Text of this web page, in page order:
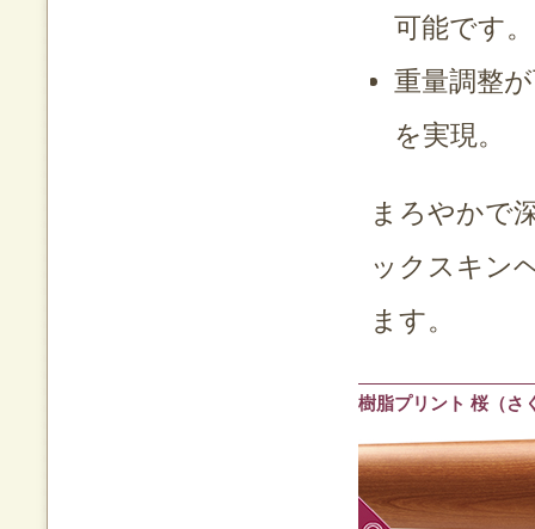
可能です。
重量調整
を実現。
まろやかで
ックスキン
ます。
樹脂プリント 桜（さ